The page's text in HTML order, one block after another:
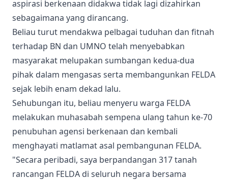
aspirasi berkenaan didakwa tidak lagi dizahirkan
sebagaimana yang dirancang.
Beliau turut mendakwa pelbagai tuduhan dan fitnah
terhadap BN dan UMNO telah menyebabkan
masyarakat melupakan sumbangan kedua-dua
pihak dalam mengasas serta membangunkan FELDA
sejak lebih enam dekad lalu.
Sehubungan itu, beliau menyeru warga FELDA
melakukan muhasabah sempena ulang tahun ke-70
penubuhan agensi berkenaan dan kembali
menghayati matlamat asal pembangunan FELDA.
"Secara peribadi, saya berpandangan 317 tanah
rancangan FELDA di seluruh negara bersama